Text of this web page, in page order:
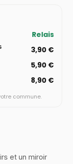
Relais
3,90 €
5,90 €
8,90 €
commune.
et un miroir